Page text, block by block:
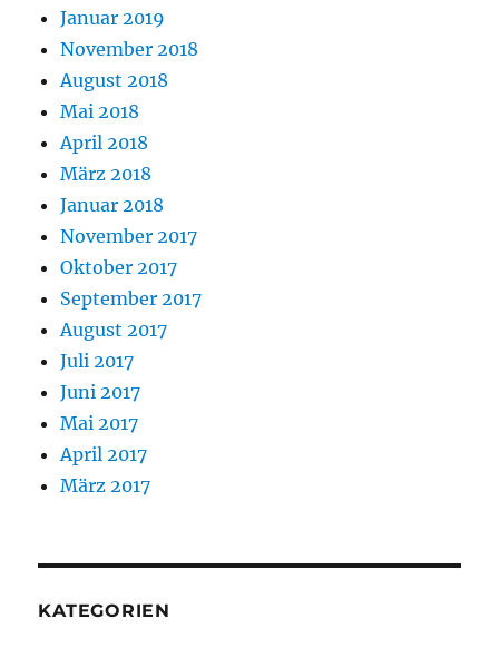
Januar 2019
November 2018
August 2018
Mai 2018
April 2018
März 2018
Januar 2018
November 2017
Oktober 2017
September 2017
August 2017
Juli 2017
Juni 2017
Mai 2017
April 2017
März 2017
KATEGORIEN